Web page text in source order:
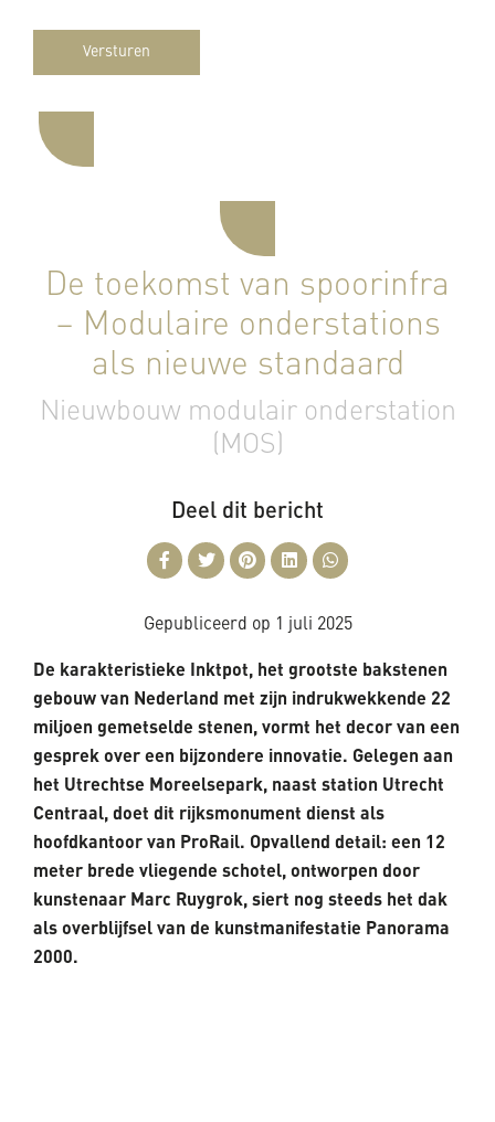
Versturen
De toekomst van spoorinfra
– Modulaire onderstations
als nieuwe standaard
Nieuwbouw modulair onderstation
(MOS)
Deel dit bericht
Gepubliceerd op 1 juli 2025
De karakteristieke Inktpot, het grootste bakstenen
gebouw van Nederland met zijn indrukwekkende 22
miljoen gemetselde stenen, vormt het decor van een
gesprek over een bijzondere innovatie. Gelegen aan
het Utrechtse Moreelsepark, naast station Utrecht
Centraal, doet dit rijksmonument dienst als
hoofdkantoor van ProRail. Opvallend detail: een 12
meter brede vliegende schotel, ontworpen door
kunstenaar Marc Ruygrok, siert nog steeds het dak
als overblijfsel van de kunstmanifestatie Panorama
2000.